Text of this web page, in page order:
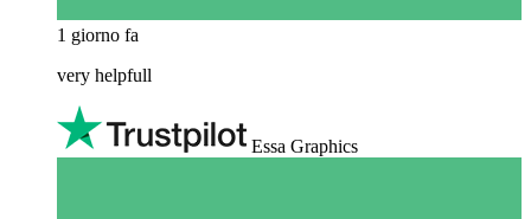
1 giorno fa
very helpfull
Essa Graphics